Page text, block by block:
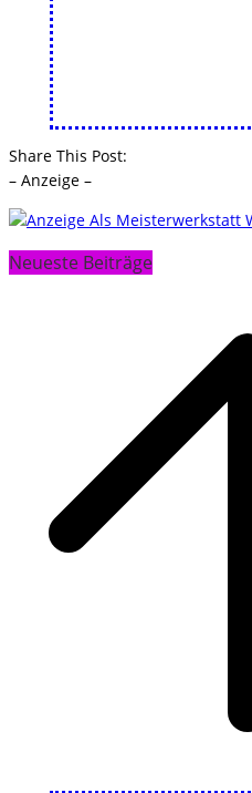
Share This Post:
– Anzeige –
Neueste Beiträge